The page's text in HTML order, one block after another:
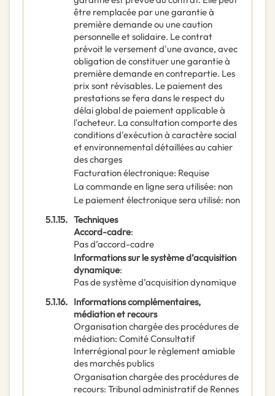
être remplacée par une garantie à
première demande ou une caution
personnelle et solidaire. Le contrat
prévoit le versement d'une avance, avec
obligation de constituer une garantie à
première demande en contrepartie. Les
prix sont révisables. Le paiement des
prestations se fera dans le respect du
délai global de paiement applicable à
l'acheteur. La consultation comporte des
conditions d'exécution à caractère social
et environnemental détaillées au cahier
des charges
Facturation électronique: Requise
La commande en ligne sera utilisée: non
Le paiement électronique sera utilisé: non
5.1.15. Techniques
Accord-cadre:
Pas d’accord-cadre
Informations sur le système d’acquisition
dynamique:
Pas de système d’acquisition dynamique
5.1.16. Informations complémentaires,
médiation et recours
Organisation chargée des procédures de
médiation: Comité Consultatif
Interrégional pour le règlement amiable
des marchés publics
Organisation chargée des procédures de
recours: Tribunal administratif de Rennes